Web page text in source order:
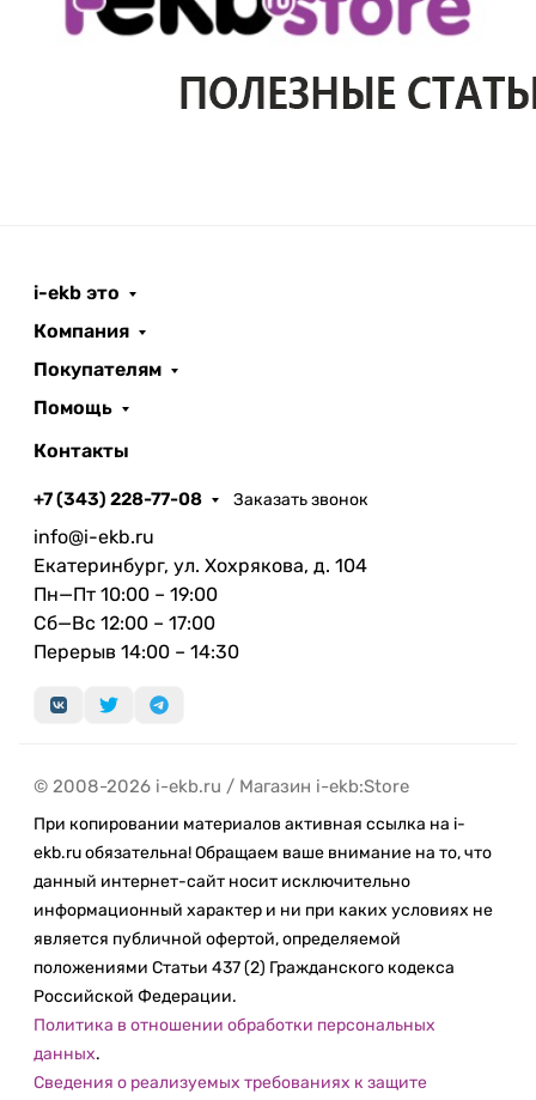
i-ekb это
Компания
Покупателям
Помощь
Контакты
+7 (343) 228-77-08 Заказать звонок
info@i-ekb.ru
Екатеринбург, ул. Хохрякова, д. 104
Пн—Пт 10:00 – 19:00
Сб—Вс 12:00 – 17:00
Перерыв 14:00 – 14:30
© 2008-2026 i-ekb.ru / Магазин i-ekb:Store
При копировании материалов активная ссылка на i-
ekb.ru обязательна! Обращаем ваше внимание на то, что
данный интернет-сайт носит исключительно
информационный характер и ни при каких условиях не
является публичной офертой, определяемой
положениями Статьи 437 (2) Гражданского кодекса
Российской Федерации.
Политика в отношении обработки персональных
данных.
Сведения о реализуемых требованиях к защите